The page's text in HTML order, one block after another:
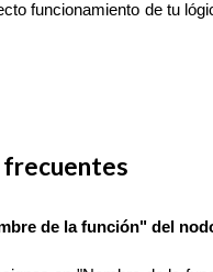
funcionamiento de tu
de la función" del